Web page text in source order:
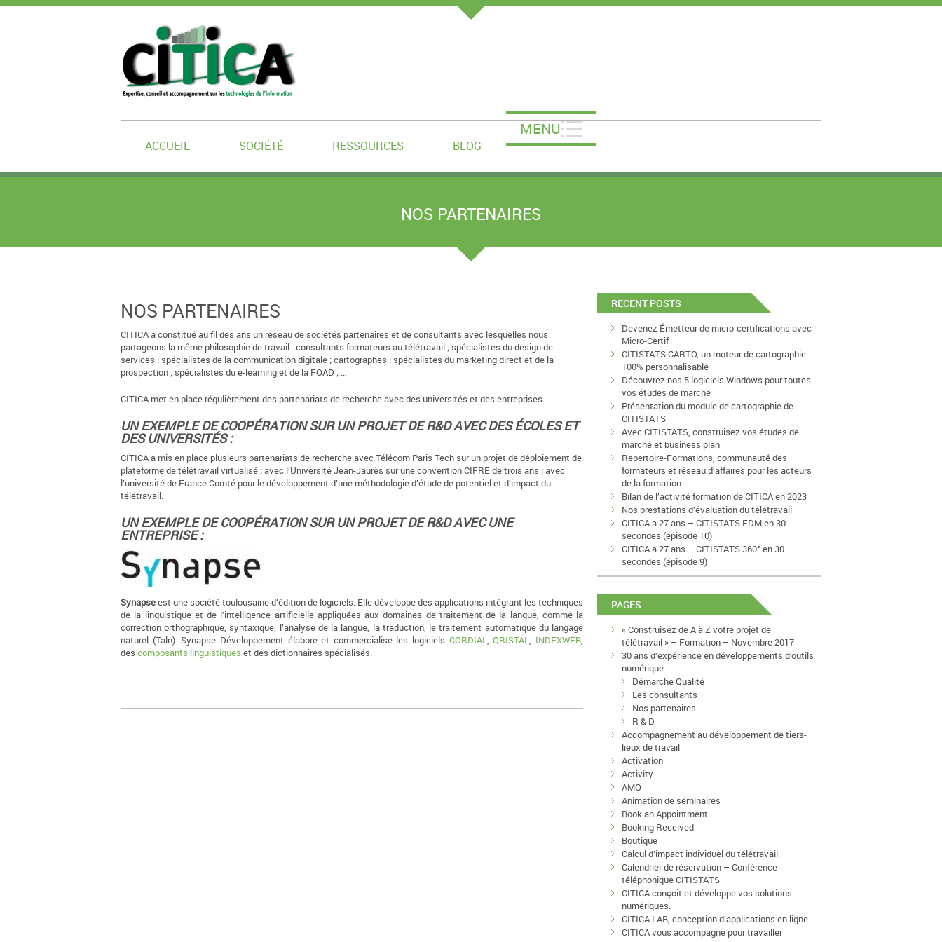
ACCUEIL SOCIÉTÉ RESSOURCES BLOG
MENU
NOS PARTENAIRES
NOS PARTENAIRES
CITICA a constitué au fil des ans un réseau de sociétés partenaires et de consultants avec lesquelles nous
partageons la même philosophie de travail : consultants formateurs au télétravail ; spécialistes du design de
services ; spécialistes de la communication digitale ; cartographes ; spécialistes du marketing direct et de la
prospection ; spécialistes du e-learning et de la FOAD ; …
CITICA met en place régulièrement des partenariats de recherche avec des universités et des entreprises.
UN EXEMPLE DE COOPÉRATION SUR UN PROJET DE R&D AVEC DES ÉCOLES ET
DES UNIVERSITÉS :
CITICA a mis en place plusieurs partenariats de recherche avec Télécom Paris Tech sur un projet de déploiement de
plateforme de télétravail virtualisé ; avec l’Université Jean-Jaurès sur une convention CIFRE de trois ans ; avec
l’université de France Comté pour le développement d’une méthodologie d’étude de potentiel et d’impact du
télétravail.
UN EXEMPLE DE COOPÉRATION SUR UN PROJET DE R&D AVEC UNE
ENTREPRISE :
Synapseest une société toulousaine d’édition de logiciels. Elle développe des applications intégrant les techniques
de la linguistique et de l’intelligence artificielle appliquées aux domaines de traitement de la langue, comme la
correction orthographique, syntaxique, l’analyse de la langue, la traduction, le traitement automatique du langage
naturel (Taln). Synapse Développement élabore et commercialise les logiciels CORDIAL,QRISTAL, INDEXWEB,
des composants linguistiques et des dictionnaires spécialisés.
RECENT POSTS
Devenez Émetteur de micro-certifications avec
Micro-Certif
CITISTATS CARTO, un moteur de cartographie
100% personnalisable
Découvrez nos 5 logiciels Windows pour toutes
vos études de marché
Présentation du module de cartographie de
CITISTATS
Avec CITISTATS, construisez vos études de
marché et business plan
Repertoire-Formations, communauté des
formateurs et réseau d’affaires pour les acteurs
de la formation
Bilan de l’activité formation de CITICA en 2023
Nos prestations d’évaluation du télétravail
CITICA a 27 ans – CITISTATS EDM en 30
secondes (épisode 10)
CITICA a 27 ans – CITISTATS 360° en 30
secondes (épisode 9)
PAGES
« Construisez de A à Z votre projet de
télétravail » – Formation – Novembre 2017
30 ans d’expérience en développements d’outils
numérique
Démarche Qualité
Les consultants
Nos partenaires
R & D
Accompagnement au développement de tiers-
lieux de travail
Activation
Activity
AMO
Animation de séminaires
Book an Appointment
Booking Received
Boutique
Calcul d’impact individuel du télétravail
Calendrier de réservation – Conférence
téléphonique CITISTATS
CITICA conçoit et développe vos solutions
numériques.
CITICA LAB, conception d’applications en ligne
CITICA vous accompagne pour travailler